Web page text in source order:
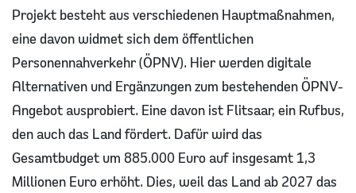
Projekt besteht aus verschiedenen Hauptmaßnahmen,
eine davon widmet sich dem öffentlichen
Personennahverkehr (ÖPNV). Hier werden digitale
Alternativen und Ergänzungen zum bestehenden ÖPNV-
Angebot ausprobiert. Eine davon ist Flitsaar, ein Rufbus,
den auch das Land fördert. Dafür wird das
Gesamtbudget um 885.000 Euro auf insgesamt 1,3
Millionen Euro erhöht. Dies, weil das Land ab 2027 das